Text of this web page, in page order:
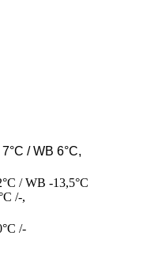
/ WB 6°C,
/ WB -13,5°C
/-,
/-